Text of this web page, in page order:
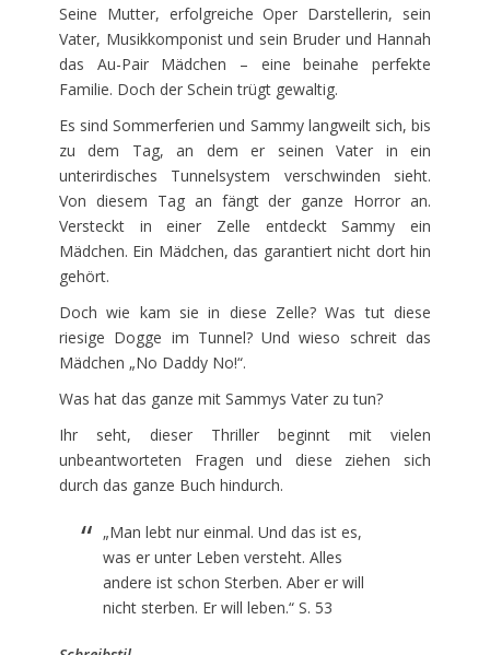
Seine Mutter, erfolgreiche Oper Darstellerin, sein
Vater, Musikkomponist und sein Bruder und Hannah
das Au-Pair Mädchen – eine beinahe perfekte
Familie. Doch der Schein trügt gewaltig.
Es sind Sommerferien und Sammy langweilt sich, bis
zu dem Tag, an dem er seinen Vater in ein
unterirdisches Tunnelsystem verschwinden sieht.
Von diesem Tag an fängt der ganze Horror an.
Versteckt in einer Zelle entdeckt Sammy ein
Mädchen. Ein Mädchen, das garantiert nicht dort hin
gehört.
Doch wie kam sie in diese Zelle? Was tut diese
riesige Dogge im Tunnel? Und wieso schreit das
Mädchen „No Daddy No!“.
Was hat das ganze mit Sammys Vater zu tun?
Ihr seht, dieser Thriller beginnt mit vielen
unbeantworteten Fragen und diese ziehen sich
durch das ganze Buch hindurch.
„Man lebt nur einmal. Und das ist es,
was er unter Leben versteht. Alles
andere ist schon Sterben. Aber er will
nicht sterben. Er will leben.“ S. 53